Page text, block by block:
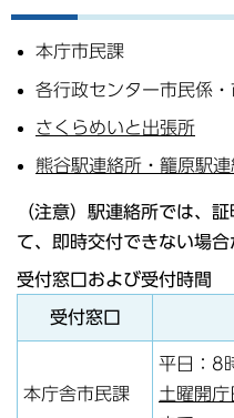
本庁市民課
各行政センター市民係
さくらめいと出張所
熊谷駅連絡所・籠原駅連
（注意）駅連絡所では、
て、即時交付できない場合
受付窓口および受付時間
受付窓口
本庁舎市民課
平日：8
土曜開庁